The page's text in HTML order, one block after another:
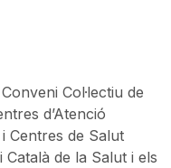
Col·lectiu de
d’Atenció
Centres de Salut
de la Salut i els